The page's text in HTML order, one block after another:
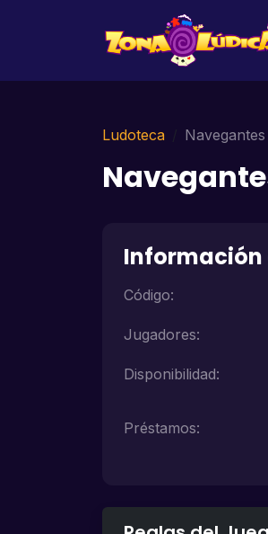
Ludoteca
Información
Código:
Jugadores:
Disponibilidad:
Préstamos: